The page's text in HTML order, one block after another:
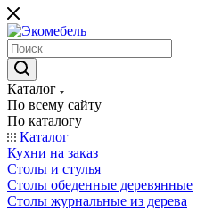
Каталог
По всему сайту
По каталогу
Каталог
Кухни на заказ
Столы и стулья
Столы обеденные деревянные
Столы журнальные из дерева